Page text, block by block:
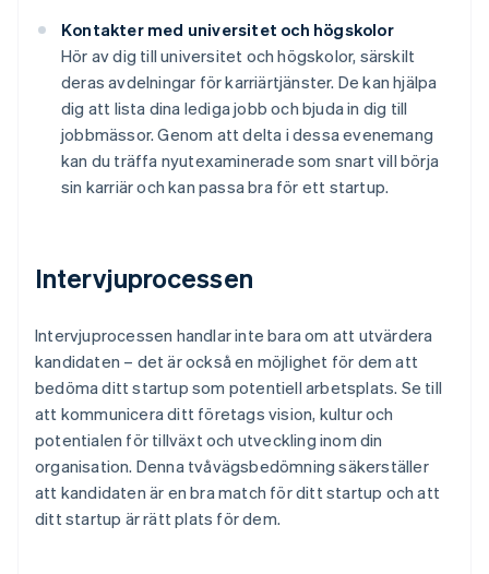
Kontakter med universitet och högskolor
Hör av dig till universitet och högskolor, särskilt
deras avdelningar för karriärtjänster. De kan hjälpa
dig att lista dina lediga jobb och bjuda in dig till
jobbmässor. Genom att delta i dessa evenemang
kan du träffa nyutexaminerade som snart vill börja
sin karriär och kan passa bra för ett startup.
Intervjuprocessen
Intervjuprocessen handlar inte bara om att utvärdera
kandidaten – det är också en möjlighet för dem att
bedöma ditt startup som potentiell arbetsplats. Se till
att kommunicera ditt företags vision, kultur och
potentialen för tillväxt och utveckling inom din
organisation. Denna tvåvägsbedömning säkerställer
att kandidaten är en bra match för ditt startup och att
ditt startup är rätt plats för dem.